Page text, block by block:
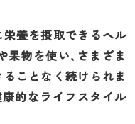
栄養を摂取できるヘル
物を使い、さまざま
ことなく続けられま
康的なライフスタイル